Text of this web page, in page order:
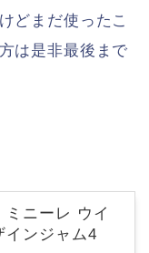
どまだ使ったこ
は是非最後まで
ミニーレ ウイ
インジャム4